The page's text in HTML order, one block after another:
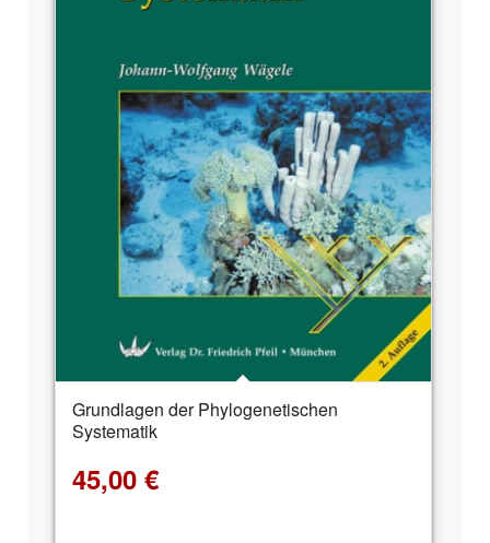
Grundlagen der Phylogenetischen
Systematik
45,00 €